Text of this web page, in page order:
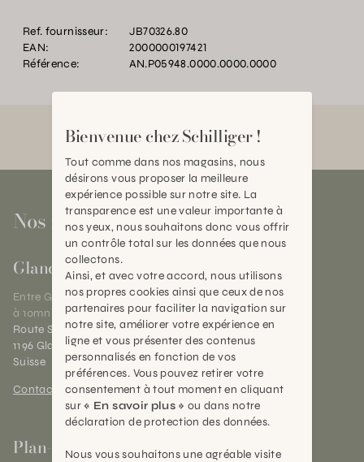
Ref. fournisseur:
JB70326.80
EAN:
2000000197421
Référence:
AN.P05948.0000.0000.0000
Nos magasins
Gland
Entre Genève et Lausanne,
à 10mn de Nyon
Route Suisse 40
1196 Gland (VD)
Suisse
Contact et horaires
Plan-les-Ouates
Bienvenue chez Schilliger !
Tout comme dans nos magasins, nous
désirons vous proposer la meilleure
expérience possible sur notre site. La
transparence est une valeur importante à
nos yeux, nous souhaitons donc vous offrir
un contrôle total sur les données que nous
collectons.
Ainsi, et avec votre accord, nous utilisons
nos propres cookies ainsi que ceux de nos
partenaires pour faciliter la navigation sur
notre site, améliorer votre expérience en
ligne et vous présenter des contenus
personnalisés en fonction de vos
préférences. Vous pouvez retirer votre
consentement à tout moment en cliquant
sur « En savoir plus » ou dans notre
déclaration de protection des données.
Nous vous souhaitons une agréable visite